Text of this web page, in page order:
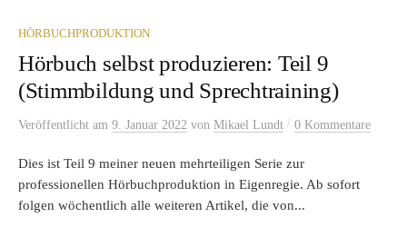
HÖRBUCHPRODUKTION
Hörbuch selbst produzieren: Teil 9
(Stimmbildung und Sprechtraining)
Veröffentlicht am 9. Januar 2022 von Mikael Lundt / 0 Kommentare
Dies ist Teil 9 meiner neuen mehrteiligen Serie zur
professionellen Hörbuchproduktion in Eigenregie. Ab sofort
folgen wöchentlich alle weiteren Artikel, die von...